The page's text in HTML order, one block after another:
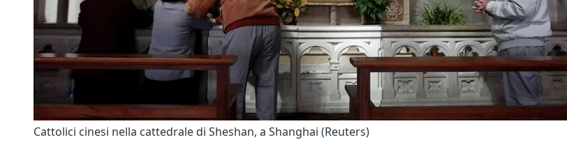
Cattolici cinesi nella cattedrale di Sheshan, a Shanghai (Reuters)